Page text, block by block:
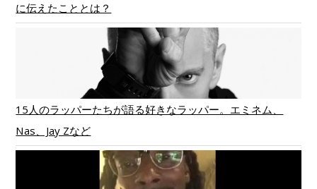
に伝えたこととは？
15人のラッパーたちが語る好きなラッパー。エミネム、
Nas、Jay Zなど